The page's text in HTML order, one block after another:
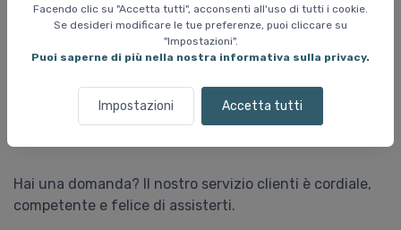
Facendo clic su "Accetta tutti", acconsenti all'uso di tutti i cookie.
Se desideri modificare le tue preferenze, puoi cliccare su
"Impostazioni".
Puoi saperne di più nella nostra informativa sulla privacy.
Impostazioni Accetta tutti
Benvenuto su Skisports.it, i tuoi esperti di sci online
Siamo un team di sciatori appassionati che sanno cosa
validi. Dal 2000 abbiamo aiutato migliaia di clienti a
trovare l’attrezzatura giusta e siamo pronti ad aiutare
Hai una domanda? Il nostro servizio clienti è cordiale,
competente e felice di assisterti.